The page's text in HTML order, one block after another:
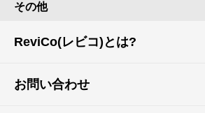
その他
ReviCo(レビコ)とは?
お問い合わせ